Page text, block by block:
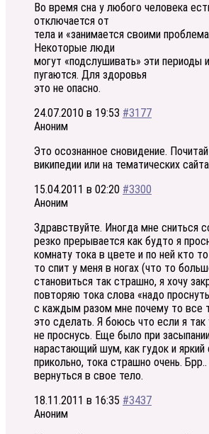
Во время сна у любого человека
отключается от
тела и «занимается своими
Некоторые люди
могут «подслушивать» эти периоды
пугаются. Для здоровья
это не опасно.
24.07.2010 в 19:53 #3177
Аноним
Это осознанное сновидение.
википедии или на тематических
15.04.2011 в 02:20 #3300
Аноним
Здравствуйте. Иногда мне сниться
резко прерывается как будто я
комнату тока в цвете и по ней кто
то спит у меня в ногах (что то
становиться так страшно, я хочу
повторяю тока слова «надо
с каждым разом мне почему то все
это сделать. Я боюсь что если я так
не проснусь. Еще было при
нарастающий шум, как гудок и
прикольно, тока страшно очень.
вернуться в свое тело.
18.11.2011 в 16:35 #3437
Аноним